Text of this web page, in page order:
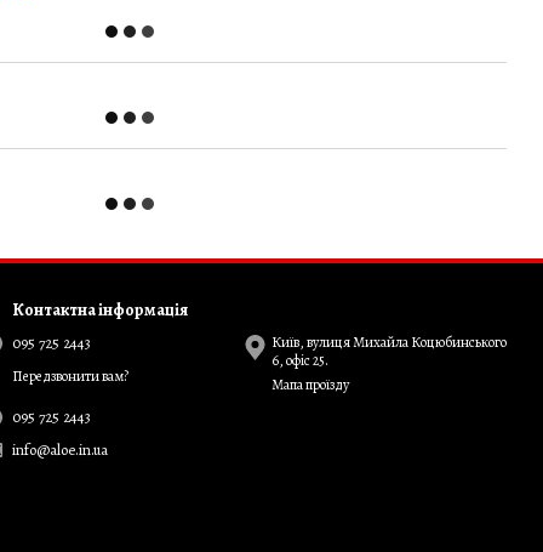
Контактна інформація
095 725 2443
Передзвонити вам?
095 725 2443
info@aloe.in.ua
Київ, вулиця Михайла Коцюбинського
6, офіс 25.
Мапа проїзду